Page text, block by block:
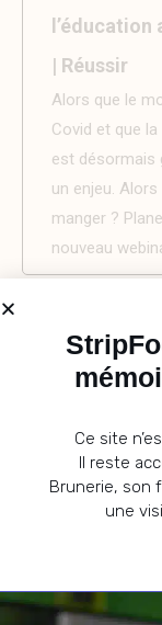
| Réussir
Alors que le
Covid et que
est désormais
un enjeu.
manger ?
nouveau
#1 –Pédagogie
de Bléré en
Ce site
Il reste
Brunerie, son
une